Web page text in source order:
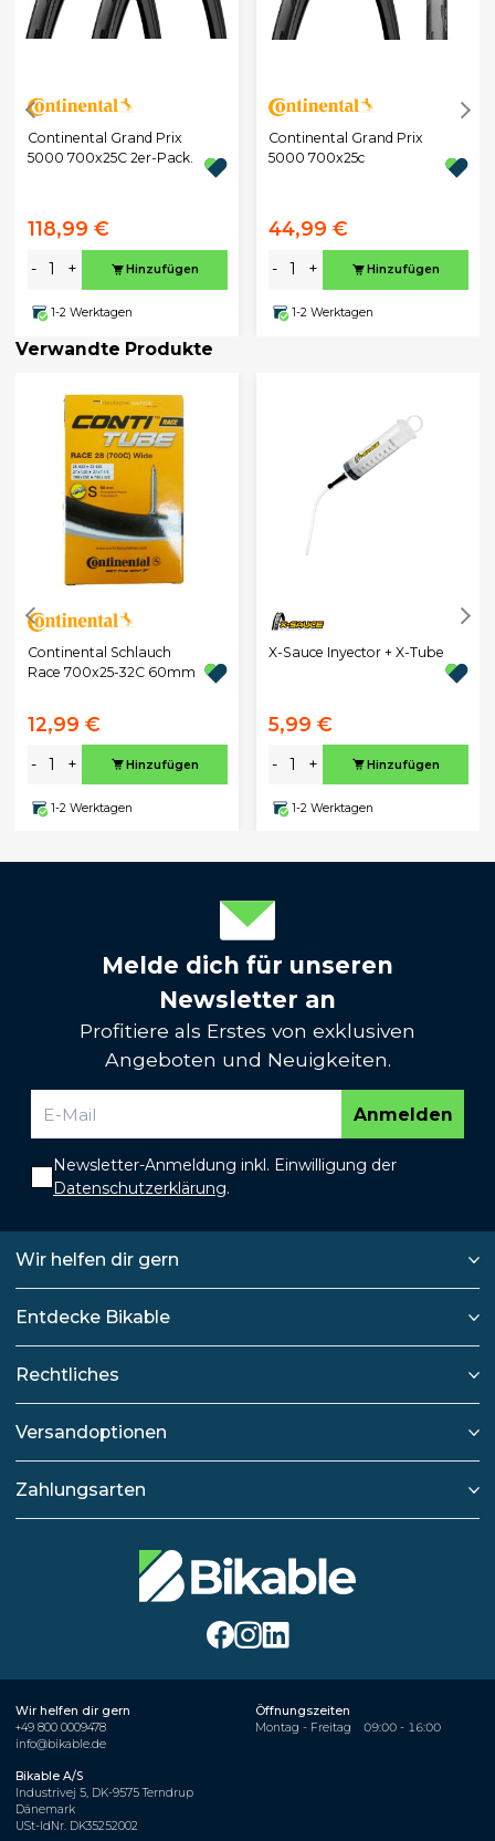
Continental Grand Prix
5000 700x25C 2er-Pack.
118,99 €
- + Hinzufügen
1-2 Werktagen
Continental Grand Prix
5000 700x25c
44,99 €
- + Hinzufügen
1-2 Werktagen
Verwandte Produkte
Continental Schlauch
Race 700x25-32C 60mm
12,99 €
- + Hinzufügen
1-2 Werktagen
X-Sauce Inyector + X-Tube
5,99 €
- + Hinzufügen
1-2 Werktagen
Melde dich für unseren
Newsletter an
Profitiere als Erstes von exklusiven
Angeboten und Neuigkeiten.
Anmelden
Newsletter-Anmeldung inkl. Einwilligung der
Datenschutzerklärung.
Wir helfen dir gern
Entdecke Bikable
Rechtliches
Versandoptionen
Zahlungsarten
Wir helfen dir gern
+49 800 0009478
info@bikable.de
Öffnungszeiten
Montag - Freitag
09:00 - 16:00
Bikable A/S
Industrivej 5, DK-9575 Terndrup
Dänemark
USt-IdNr. DK35252002